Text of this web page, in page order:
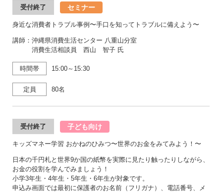
受付終了 セミナー
身近な消費者トラブル事例〜手口を知ってトラブルに備えよう〜
講師：沖縄県消費生活センター 八重山分室
消費生活相談員 西山 智子 氏
時間帯 15:00～15:30
定員 80名
受付終了 子ども向け
キッズマネー学習 おかねのひみつ〜世界のお金をみてみよう！〜
日本の千円札と世界9か国の紙幣を実際に見たり触ったりしながら、
お金の役割を学んでみましょう！
小学3年生・4年生・5年生・6年生が対象です。
申込み画面では最初に保護者のお名前（フリガナ）、電話番号、メ